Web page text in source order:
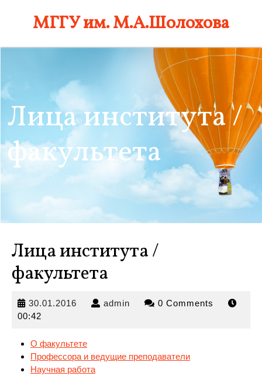
МГГУ им. М.А.Шолохова
Лица института /
факультета
Лица института /
факультета
30.01.2016 30.01.2016
admin admin 0 Comments
00:42
О факультете
Профессора и ведущие преподаватели
Научная работа